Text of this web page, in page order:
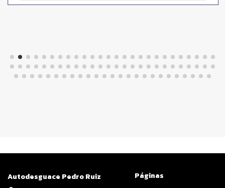
Autodesguace Pedro Ruiz
Páginas